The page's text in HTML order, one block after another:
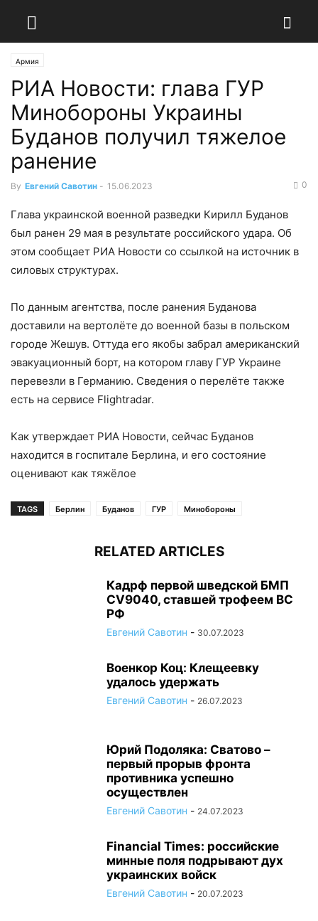
Армия
РИА Новости: глава ГУР
Минобороны Украины
Буданов получил тяжелое
ранение
By Евгений Савотин - 15.06.2023 0
Глава украинской военной разведки Кирилл Буданов
был ранен 29 мая в результате российского удара. Об
этом сообщает РИА Новости со ссылкой на источник в
силовых структурах.
По данным агентства, после ранения Буданова
доставили на вертолёте до военной базы в польском
городе Жешув. Оттуда его якобы забрал американский
эвакуационный борт, на котором главу ГУР Украине
перевезли в Германию. Сведения о перелёте также
есть на сервисе Flightradar.
Как утверждает РИА Новости, сейчас Буданов
находится в госпитале Берлина, и его состояние
оценивают как тяжёлое
TAGS Берлин Буданов ГУР Минобороны
RELATED ARTICLES
Кадрф первой шведской БМП
CV9040, ставшей трофеем ВС
РФ
Евгений Савотин - 30.07.2023
Военкор Коц: Клещеевку
удалось удержать
Евгений Савотин - 26.07.2023
Юрий Подоляка: Сватово –
первый прорыв фронта
противника успешно
осуществлен
Евгений Савотин - 24.07.2023
Financial Times: российские
минные поля подрывают дух
украинских войск
Евгений Савотин - 20.07.2023